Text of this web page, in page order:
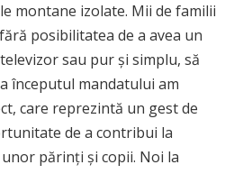
montane izolate. Mii de familii
posibilitatea de a avea un
sau pur și simplu, să
începutul mandatului am
care reprezintă un gest de
de a contribui la
părinți și copii. Noi la